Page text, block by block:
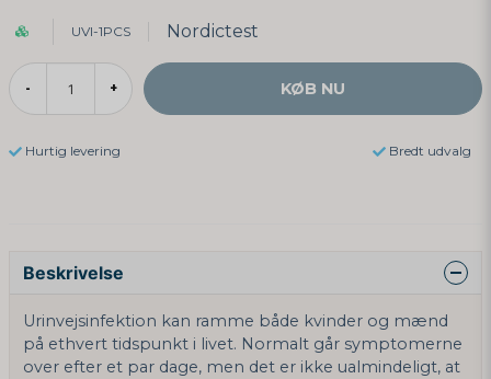
UVI-1PCS Nordictest
- + KØB NU
Hurtig levering Bredt udvalg
Beskrivelse
Urinvejsinfektion kan ramme både kvinder og mænd
på ethvert tidspunkt i livet. Normalt går symptomerne
over efter et par dage, men det er ikke ualmindeligt, at